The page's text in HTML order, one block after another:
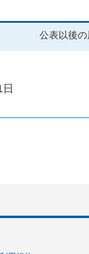
公表以後の